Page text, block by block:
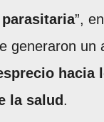
”, en
generaron un
hacia
la salud .